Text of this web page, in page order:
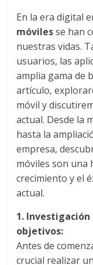
|
de
y
en
En la era digital
móvilesse han
nuestras vidas.
usuarios, las
amplia gama de
artículo,
móvil y
actual. Desde la
hasta la
empresa,
móviles son una
crecimiento y el
actual.
1.
objetivos:
Antes de
crucial realizar